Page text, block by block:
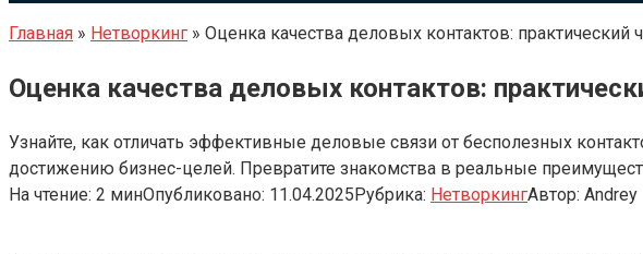
Главная » Нетворкинг » Оценка качества деловых контактов: практический
Оценка качества деловых контактов:
Узнайте, как отличать эффективные деловые связи от бесполезных
достижению бизнес-целей. Превратите знакомства в реальные
На чтение: 2 минОпубликовано: 11.04.2025Рубрика: НетворкингАвтор: Andrey